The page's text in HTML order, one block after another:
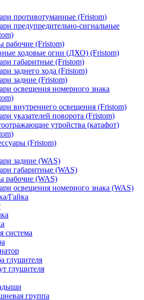
противотуманные (Fristom)
предупредительно-сигнальные
рабочие (Fristom)
ходовые огни (ДХО) (Fristom)
габаритные (Fristom)
заднего хода (Fristom)
задние (Fristom)
освещения номерного знака
внутреннего освещения (Fristom)
указателей поворота (Fristom)
утройства (катафот)
(Fristom)
задние (WAS)
габаритные (WAS)
рабочие (WAS)
освещения номерного знака (WAS)
Гайка
система
глушителя
глушителя
группа